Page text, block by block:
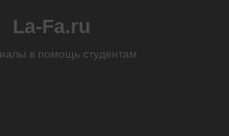
La-Fa.ru
в помощь студентам